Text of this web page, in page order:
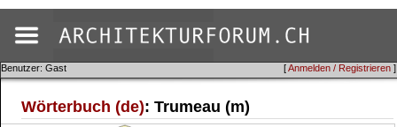
[Anmelden / Registrieren ]
Benutzer: Gast
Wörterbuch (de): Trumeau (m)